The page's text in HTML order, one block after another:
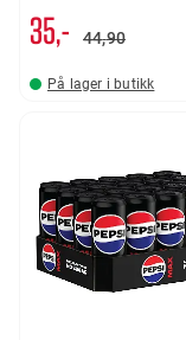
35,- 44 90
På lager i butikk